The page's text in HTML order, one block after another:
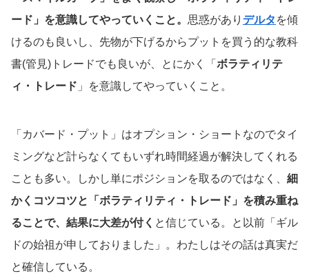
ード」を意識してやっていくこと。 思惑があり デルタ を傾
けるのも良いし、先物が下げるからプットを買う的な教科
書(管見)トレードでも良いが、とにかく「 ボラティリテ
ィ・トレード 」を意識してやっていくこと。
「カバード・プット」はオプション・ショートなのでタイ
ミングなど計らなくてもいずれ時間経過が解決してくれる
ことも多い。しかし単にポジションを取るのではなく、 細
かくコツコツと「ボラティリティ・トレード」を積み重ね
ることで、結果に大差が付く と信じている。と以前「ギル
ドの始祖が申しておりました」。わたしはその話は真実だ
と確信している。